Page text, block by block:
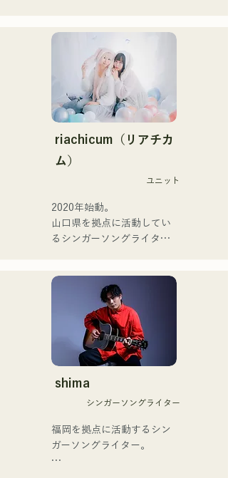
bao gồm acoustic, track và
band mixing.
Họ được hỗ trợ trong các
bản thu âm và biểu diễn
trực tiếp bởi CHOYO
(Keyboard/Guitar) của
Zigzaguzu, Taisei (Trống)
trước đây của meow, Yuya
Suehiro (Guitar) của the
của xanadoo.
[ĐĨA ĐƠN MỚI]
World is Love," sẽ được
phát hành vào ngày 25
tháng 6 năm 2025.
家族で音楽を楽しむミュー
ジックファミリー。
10代後半にアメリカへ4年
半留学。
現在はLOVE FMの"music
×serendipity"でラジオDJを
務める。
デルやタレントとしても活
躍中。世界的有名なオーデ
ゴットタレント」で日本人
の芸人史上初のゴールデン
ブザーを獲得し、その後ス
もゴールデンブザーを獲得
した、ノボせもんなべの応
援歌「ゴールデンブザー」
や、アメリカ留学時代の心
友とコライトした本格的カ
ントリーソング「Life Goes
それらの楽曲を揃えた自身
初のフルアルバム「ONE
2025.12.31にリリースし、
iTunesカントリーアルバム
riachicum（リアチカ
ム）
ユニット
2020年始動。
山口県を拠点に活動してい
るシンガーソングライター
ユニット
コロナ禍に入り、音楽で山
口県を盛り上げたいという
思いからユニットを始動。
当初は動画配信サイトでの
活動のみだったが、2020年
12月より、山口県の地元イ
地元音楽イベントやライブ
ハウスを中心にパフォーマ
ンスをしている。
shima
シンガーソングライター
福岡を拠点に活動するシン
ガーソングライター。